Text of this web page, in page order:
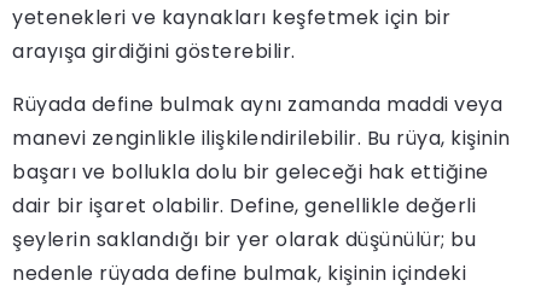
yetenekleri ve kaynakları keşfetmek için bir
arayışa girdiğini gösterebilir.
Rüyada define bulmak aynı zamanda maddi veya
manevi zenginlikle ilişkilendirilebilir. Bu rüya, kişinin
başarı ve bollukla dolu bir geleceği hak ettiğine
dair bir işaret olabilir. Define, genellikle değerli
şeylerin saklandığı bir yer olarak düşünülür; bu
nedenle rüyada define bulmak, kişinin içindeki